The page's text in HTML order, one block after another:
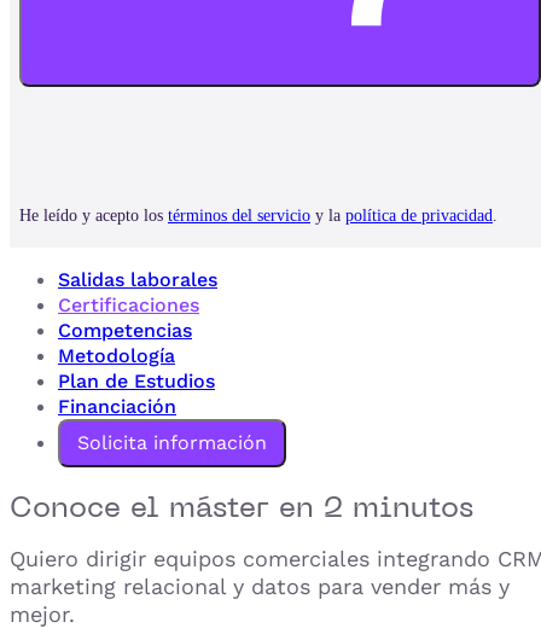
Salidas laborales
Certificaciones
Competencias
Metodología
Plan de Estudios
Financiación
Solicita información
Conoce el máster en 2 minutos
Quiero dirigir equipos comerciales integrando
marketing relacional y datos para vender más y
mejor.